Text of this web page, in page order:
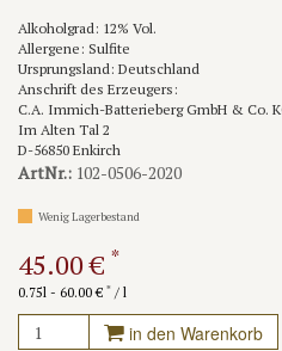
Alkoholgrad: 12% Vol.
Allergene: Sulfite
Ursprungsland: Deutschland
Anschrift des Erzeugers:
C.A. Immich-Batterieberg GmbH & Co.
Im Alten Tal 2
D-56850 Enkirch
ArtNr.: 102-0506-2020
Wenig Lagerbestand
45.00 € *
0.75l - 60.00 € * / l
in den Warenkorb